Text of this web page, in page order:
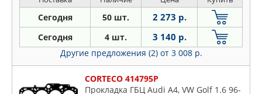
Сегодня 50 шт. 2 273 р.
Сегодня 4 шт. 3 140 р.
Другие предложения (2) от 3 008 р.
CORTECO 414795P
Прокладка ГБЦ Audi A4, VW Golf 1.6 96-